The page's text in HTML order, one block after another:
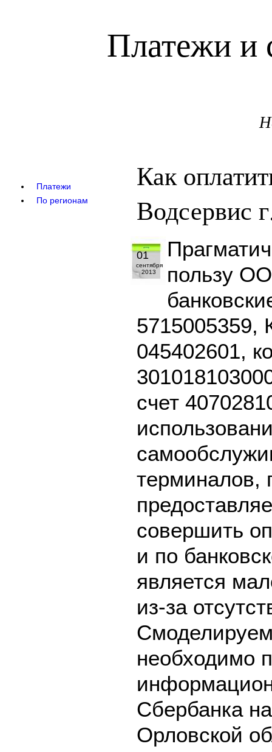
Платежи и
Платежи
По регионам
Как
Водсервис
01
сентября
2013
пользу
5715005359,
045402601,
счет
терминалов,
совершить
и по
является
из-за
необходимо
Сбербанка
Орловской